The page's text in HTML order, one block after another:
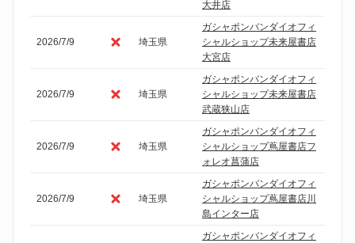
大井店
2026/7/9 埼玉県
ガシャポンバンダイオフィ
シャルショップ未来屋書店
大宮店
2026/7/9 埼玉県
ガシャポンバンダイオフィ
シャルショップ未来屋書店
武蔵狭山店
2026/7/9 埼玉県
ガシャポンバンダイオフィ
シャルショップ蔦屋書店フ
ォレオ菖蒲店
2026/7/9 埼玉県
ガシャポンバンダイオフィ
シャルショップ蔦屋書店川
島インター店
ガシャポンバンダイオフィ